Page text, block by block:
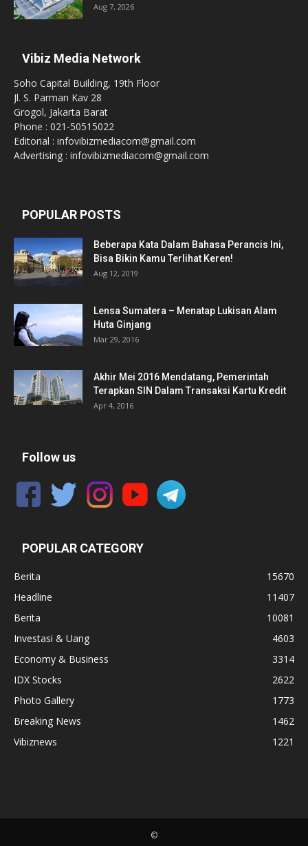
Aug 7, 2026
Vibiz Media Network
Soho Capital Building, 19th Floor
Jl. S. Parman Kav 28
Grogol, Jakarta Barat
Phone : 021-50515022
Editorial : infovibizmediacom@gmail.com
Advertising : infovibizmediacom@gmail.com
POPULAR POSTS
Beberapa Kata Dalam Bahasa Perancis Ini,
Bisa Bikin Kamu Terlihat Keren!
Aug 12, 2019
Lensa Sumatera – Menatap Lukisan Alam
Huta Ginjang
Mar 29, 2016
Akhir Mei 2016 Mendatang, Pemerintah
Terapkan SIN Dalam Transaksi Kartu Kredit
Apr 4, 2016
Follow us
POPULAR CATEGORY
Berita
15670
Headline
11407
Berita
10081
Investasi & Uang
4603
Economy & Business
3314
IDX Stocks
2622
Photo Gallery
1773
Breaking News
1462
Vibiznews
1221
©